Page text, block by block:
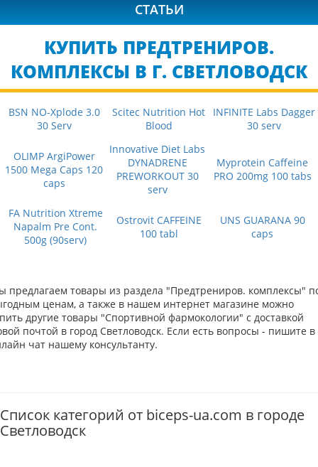
СТАТЬИ
КУПИТЬ ПРЕДТРЕНИРОВ.
КОМПЛЕКСЫ В Г. СВЕТЛОВОДСК
BSN NO-Xplode 3.0
30 Serv
Scitec Nutrition Hot
Blood
INFINITE Labs Dagger
30 serv
OLIMP ArgiPower
1500 Mega Caps 120
caps
Innovative Diet Labs
DYNADRENE
PREWORKOUT 30
serv
Myprotein Caffeine
PRO 200mg 100 tabs
FA Nutrition Xtreme
Napalm Pre Cont.
500g (90serv)
Ostrovit CAFFEINE
100 tabl
UNS GUARANA 90
caps
предлагаем товары из раздела "Предтрениров. комплексы"
ценам, а также в нашем интернет магазине можно
другие товары "Спортивной фармокологии" с доставкой
почтой в город Светловодск. Если есть вопросы - пишите в
чат нашему консультанту.
Список категорий от biceps-ua.com в городе
Светловодск